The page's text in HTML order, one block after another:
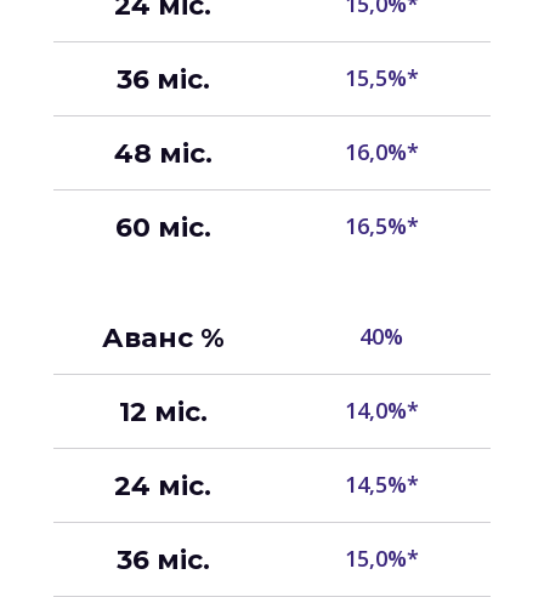
36 міс. 15,5%*
48 міс. 16,0%*
60 міс. 16,5%*
Аванс % 40%
12 міс. 14,0%*
24 міс. 14,5%*
36 міс. 15,0%*